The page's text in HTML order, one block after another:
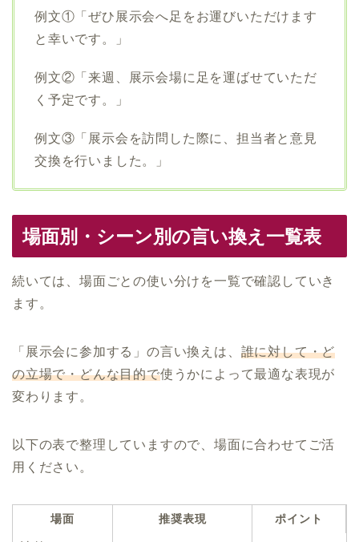
例文①「ぜひ展示会へ足をお運びいただけます
と幸いです。」
例文②「来週、展示会場に足を運ばせていただ
く予定です。」
例文③「展示会を訪問した際に、担当者と意見
交換を行いました。」
場面別・シーン別の言い換え一覧表
続いては、場面ごとの使い分けを一覧で確認していき
ます。
「展示会に参加する」の言い換えは、 誰に対して・ど
の立場で・どんな目的で使うかによって最適な表現が
変わります。
以下の表で整理していますので、場面に合わせてご活
用ください。
場面 推奨表現 ポイント